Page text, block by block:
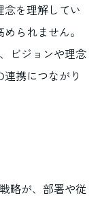
を理解してい
られません。
ビジョンや理念
携につながり
略が、部署や従